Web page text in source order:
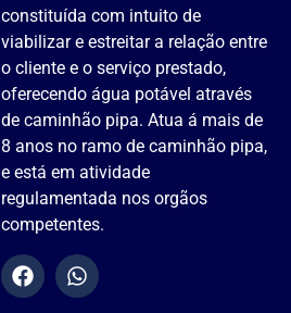
constituída com intuito de
viabilizar e estreitar a relação entre
o cliente e o serviço prestado,
oferecendo água potável através
de caminhão pipa. Atua á mais de
8 anos no ramo de caminhão pipa,
e está em atividade
regulamentada nos orgãos
competentes.